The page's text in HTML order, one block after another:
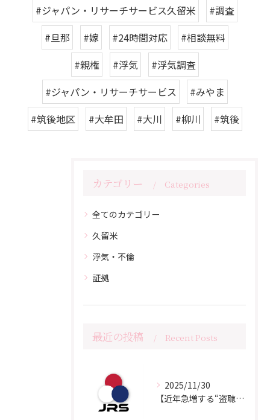
#ジャパン・リサーチサービス久留米
#調査
#旦那
#嫁 #24時間対応
#相談無料
#親権
#浮気
#浮気調査
#ジャパン・リサーチサービス
#みやま
#筑後地区
#大牟田 #大川 #柳川 #筑後
カテゴリー Categories
全てのカテゴリー
久留米
浮気・不倫
証拠
最近の投稿 Recent Posts
2025/11/30
【近年急増する“盗聴被害”のリアル】